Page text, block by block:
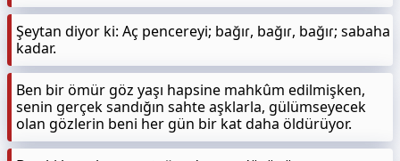
Şeytan diyor ki: Aç pencereyi; bağıɾ, bağıɾ, bağıɾ; sabaha
kadar.
Ben bir ömür göz yaşı hapsine mahkûm edilmişken,
senin gerçek sandığın sahte aşklarla, gülümseyecek
olan gözlerin beni her gün bir kat daha öldürüyor.